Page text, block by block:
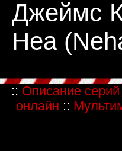
Джеймс
Неа
:: Описание серий
онлайн ::